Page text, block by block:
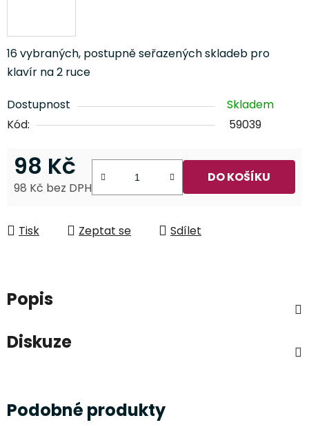
16 vybraných, postupně seřazených skladeb pro
klavír na 2 ruce
Dostupnost
Skladem
Kód:
59039
98 Kč
98 Kč bez DPH
DO KOŠÍKU
Tisk Zeptat se Sdílet
Popis
Diskuze
Podobné produkty